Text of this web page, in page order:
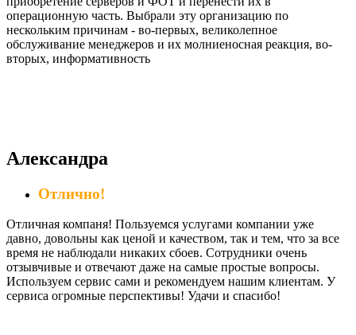
операционную часть. Выбрали эту организацию по
нескольким причинам - во-первых, великолепное
обслуживание менеджеров и их молниеносная реакция, во-
вторых, информативность
Александра
Отлично!
Отличная компаня! Пользуемся услугами компании уже
давно, довольны как ценой и качеством, так и тем, что за все
время не наблюдали никаких сбоев. Сотрудники очень
отзывчивые и отвечают даже на самые простые вопросы.
Используем сервис сами и рекомендуем нашим клиентам. У
сервиса огромные перспективы! Удачи и спасибо!